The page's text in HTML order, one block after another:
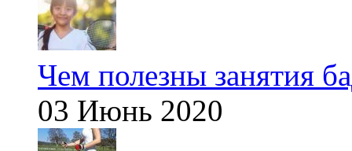
Чем полезны занятия
03 Июнь 2020